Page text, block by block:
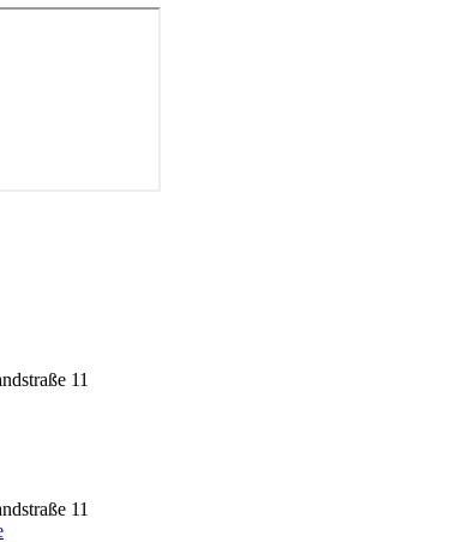
11
11